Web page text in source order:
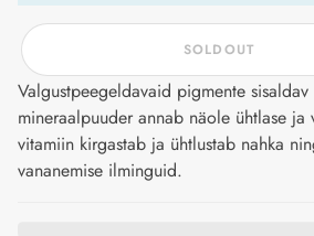
SOLDOUT
Valgustpeegeldavaid pigmente
mineraalpuuder annab näole ühtlase ja
vitamiin kirgastab ja ühtlustab nahka
vananemise ilminguid.